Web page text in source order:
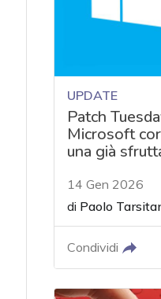
UPDATE
Patch
Microsoft
una già
14 Gen 2026
di Paolo
Condividi